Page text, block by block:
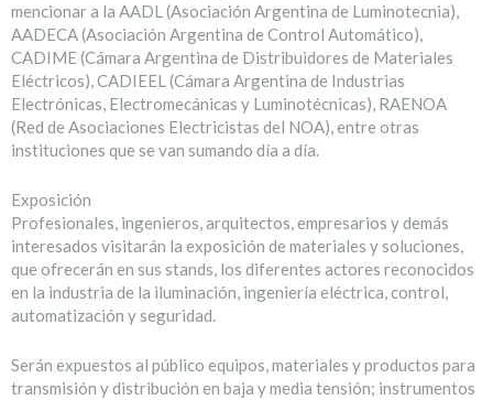
mencionar a la AADL (Asociación Argentina de Luminotecnia),
AADECA (Asociación Argentina de Control Automático),
CADIME (Cámara Argentina de Distribuidores de Materiales
Eléctricos), CADIEEL (Cámara Argentina de Industrias
Electrónicas, Electromecánicas y Luminotécnicas), RAENOA
(Red de Asociaciones Electricistas del NOA), entre otras
instituciones que se van sumando día a día.
Exposición
Profesionales, ingenieros, arquitectos, empresarios y demás
interesados visitarán la exposición de materiales y soluciones,
que ofrecerán en sus stands, los diferentes actores reconocidos
en la industria de la iluminación, ingeniería eléctrica, control,
automatización y seguridad.
Serán expuestos al público equipos, materiales y productos para
transmisión y distribución en baja y media tensión; instrumentos